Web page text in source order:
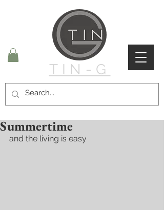
TIN-G
Summertime
and the living is easy